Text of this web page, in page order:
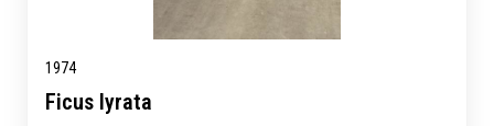
1974
Ficus lyrata